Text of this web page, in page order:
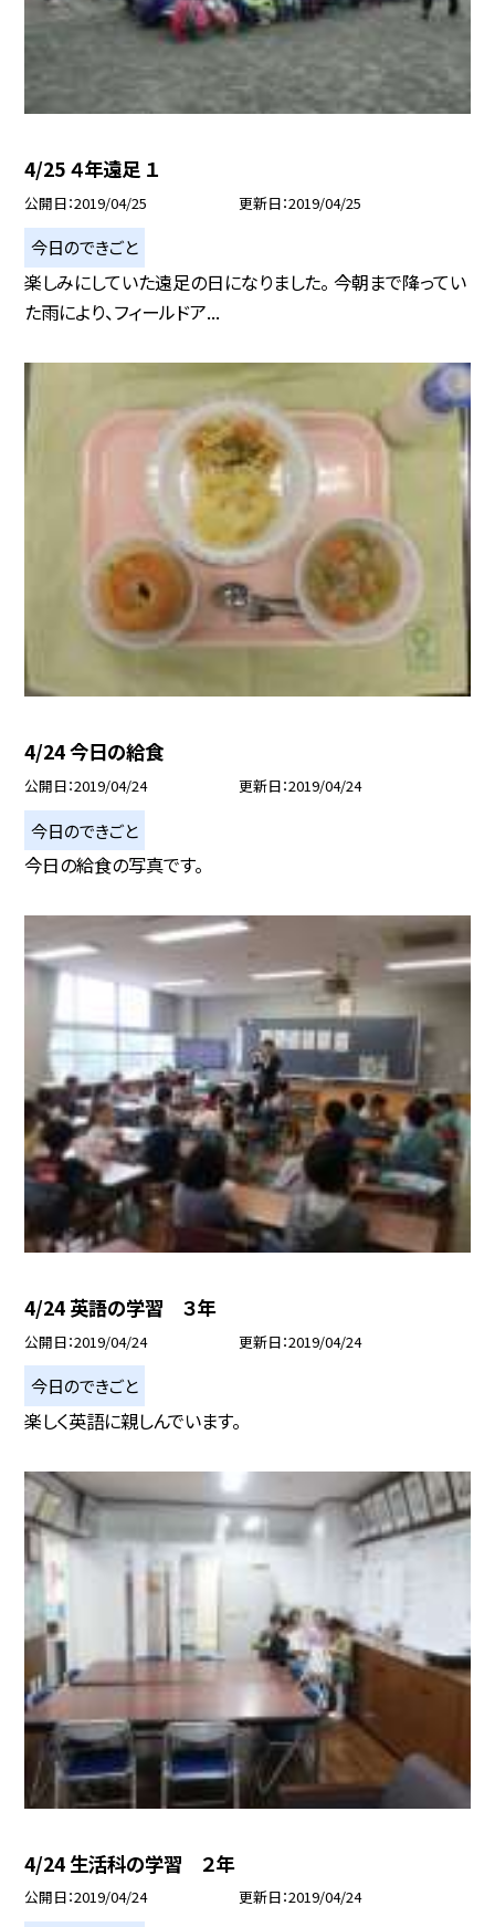
4/25 ４年遠足 １
公開日 2019/04/25 更新日 2019/04/25
今日のできごと
楽しみにしていた遠足の日になりました。 今朝まで降ってい
た雨により、フィールドア...
4/24 今日の給食
公開日 2019/04/24 更新日 2019/04/24
今日のできごと
今日の給食の写真です。
4/24 英語の学習 ３年
公開日 2019/04/24 更新日 2019/04/24
今日のできごと
楽しく英語に親しんでいます。
4/24 生活科の学習 ２年
公開日 2019/04/24 更新日 2019/04/24